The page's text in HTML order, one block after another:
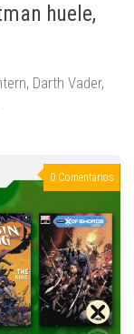
huele,
Darth Vader,
0 Comentarios